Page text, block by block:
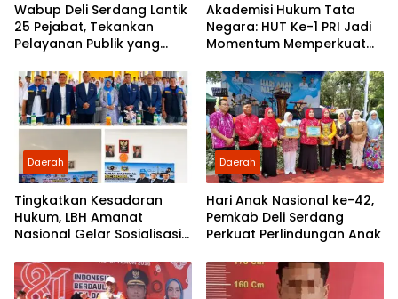
Wabup Deli Serdang Lantik
25 Pejabat, Tekankan
Pelayanan Publik yang
Akademisi Hukum Tata
Negara: HUT Ke-1 PRI Jadi
Momentum Memperkuat
Pengabdian kepada
Rakyat
Daerah
Tingkatkan Kesadaran
Hukum, LBH Amanat
Nasional Gelar Sosialisasi
Morawa
Daerah
Hari Anak Nasional ke-42,
Pemkab Deli Serdang
Perkuat Perlindungan Anak